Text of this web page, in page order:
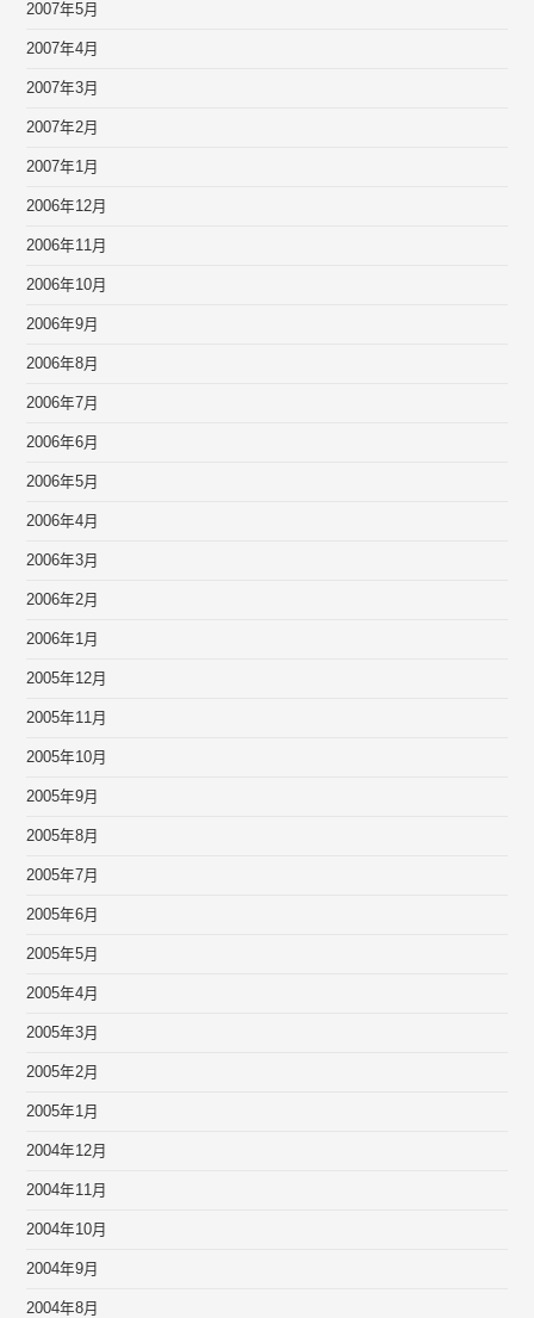
2007年5月
2007年4月
2007年3月
2007年2月
2007年1月
2006年12月
2006年11月
2006年10月
2006年9月
2006年8月
2006年7月
2006年6月
2006年5月
2006年4月
2006年3月
2006年2月
2006年1月
2005年12月
2005年11月
2005年10月
2005年9月
2005年8月
2005年7月
2005年6月
2005年5月
2005年4月
2005年3月
2005年2月
2005年1月
2004年12月
2004年11月
2004年10月
2004年9月
2004年8月